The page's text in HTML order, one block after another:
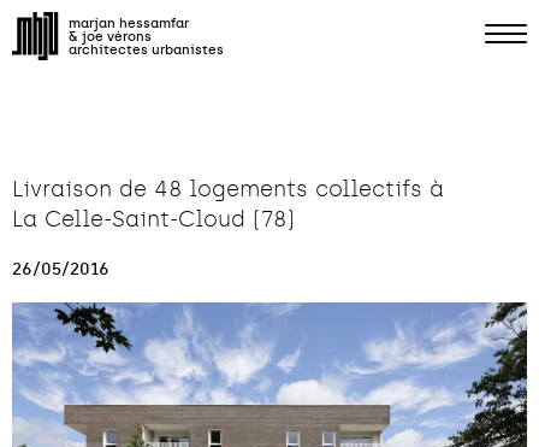
marjan hessamfar
& joe vérons
architectes urbanistes
Livraison de 48 logements collectifs à
La Celle-Saint-Cloud (78)
26/05/2016